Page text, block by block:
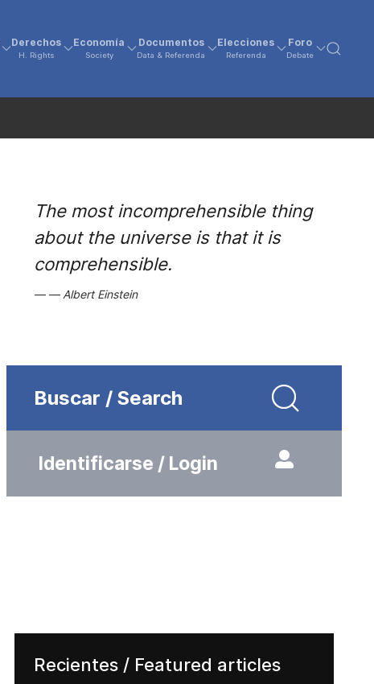
Derechos
H. Rights
Economía
Society
Documentos
Data & Referenda
Elecciones
Referenda
Foro
Debate
The most incomprehensible thing
about the universe is that it is
comprehensible.
Albert Einstein
Buscar / Search
Identificarse / Login
Recientes / Featured articles